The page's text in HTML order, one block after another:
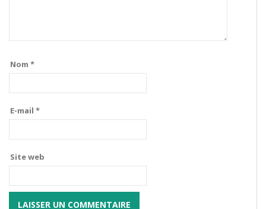
Nom *
E-mail *
Site web